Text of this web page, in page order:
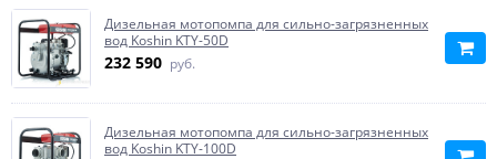
Дизельная мотопомпа для сильно-загрязненных
вод Koshin KTY-50D
232 590 руб.
Дизельная мотопомпа для сильно-загрязненных
вод Koshin KTY-100D